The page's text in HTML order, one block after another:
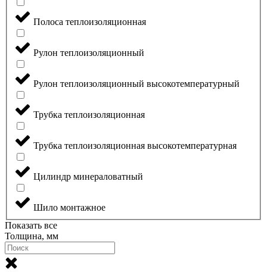
Полоса теплоизоляционная
Рулон теплоизоляционный
Рулон теплоизоляционный высокотемпературный
Трубка теплоизоляционная
Трубка теплоизоляционная высокотемпературная
Цилиндр минераловатный
Шило монтажное
Показать все
Толщина, мм